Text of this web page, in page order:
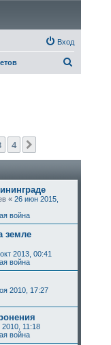
Вход
4
« 26 июн 2015,
война
земле
2013, 00:41
война
2010, 17:27
2010, 11:18
война